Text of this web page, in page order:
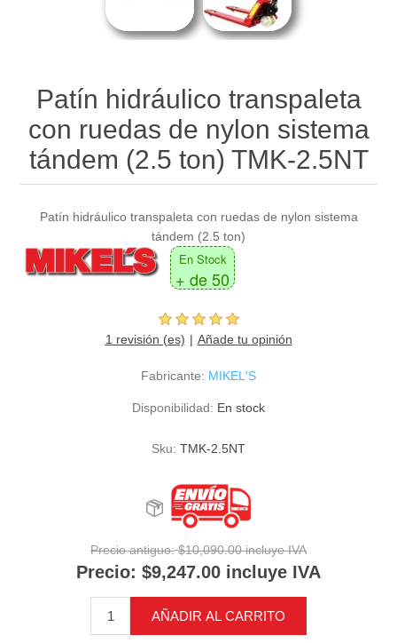
Patín hidráulico transpaleta
con ruedas de nylon sistema
tándem (2.5 ton) TMK-2.5NT
Patín hidráulico transpaleta con ruedas de nylon sistema
tándem (2.5 ton)
En Stock
+ de 50
1 revisión (es) Añade tu opinión
Fabricante: MIKEL'S
Disponibilidad: En stock
Sku: TMK-2.5NT
Precio antiguo: $10,090.00 incluye IVA
Precio: $9,247.00 incluye IVA
AÑADIR AL CARRITO